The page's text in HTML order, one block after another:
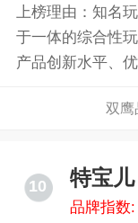
上榜理由：知名
于一体的综合性
产品创新水平、
于世界知名的“中
火车站、汕头集
物流等方面的开
双鹰
10 特宝儿
品牌指数: